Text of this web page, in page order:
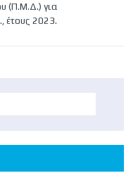
(Π.Μ.Δ.) για
έτους 2023.